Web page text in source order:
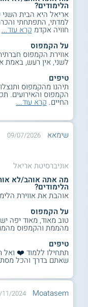
סיווג רמה
ידע בעברית:
סיפי הקבלה במעמד
בגרות בלבד:
ובעברית.
ציון קבלה משולב:
ציון משולב 650 ומעלה.
ציון כמותי 120 ומעלה.
ובעברית.
ציון פסיכומטרי:
הלימודים?
אריאל היא הבית
למדתי, התפתחתי
חוויה אקדמ קרא עוד...
על הקמפוס
אווירת הקמפוס
לשני, אין רעש, באמת
טיפים
תיהנו מהקמפוס
הקמפוס והאירועים.
החיים. קרא עוד...
שימאא 09/07/2026
אוניברסיטת אריאל
מה אתה אוהב/לא
הלימודים?
אוהבת את אווירת
על הקמפוס
טוב מאוד, מאוד יפה
מהממת והקמפוס
טיפים
תתחילו ללמוד ❤️ ואל
שאתם בדרך והכל
Moatasem
11/2024